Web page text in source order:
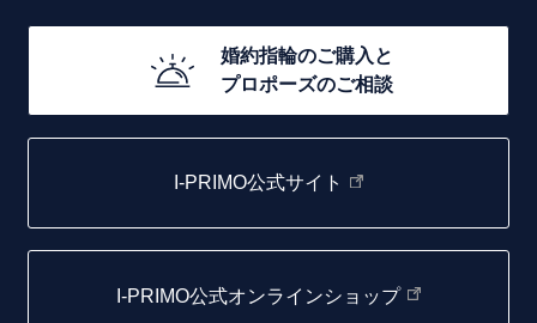
20万円台～
10万円台～
函館店
取扱店)エヴァンスブライダル 旭川本店
青森店
婚約指輪のご購入と
プロポーズのご相談
I-PRIMO公式サイト
I-PRIMO公式オンラインショップ